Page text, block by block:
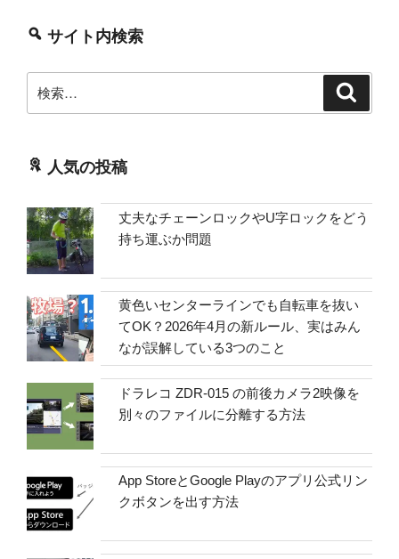
サイト内検索
索:
人気の投稿
丈夫なチェーンロックやU字ロックをどう
持ち運ぶか問題
黄色いセンターラインでも自転車を抜い
てOK？2026年4月の新ルール、実はみん
なが誤解している3つのこと
ドラレコ ZDR-015 の前後カメラ2映像を
別々のファイルに分離する方法
App StoreとGoogle Playのアプリ公式リン
クボタンを出す方法